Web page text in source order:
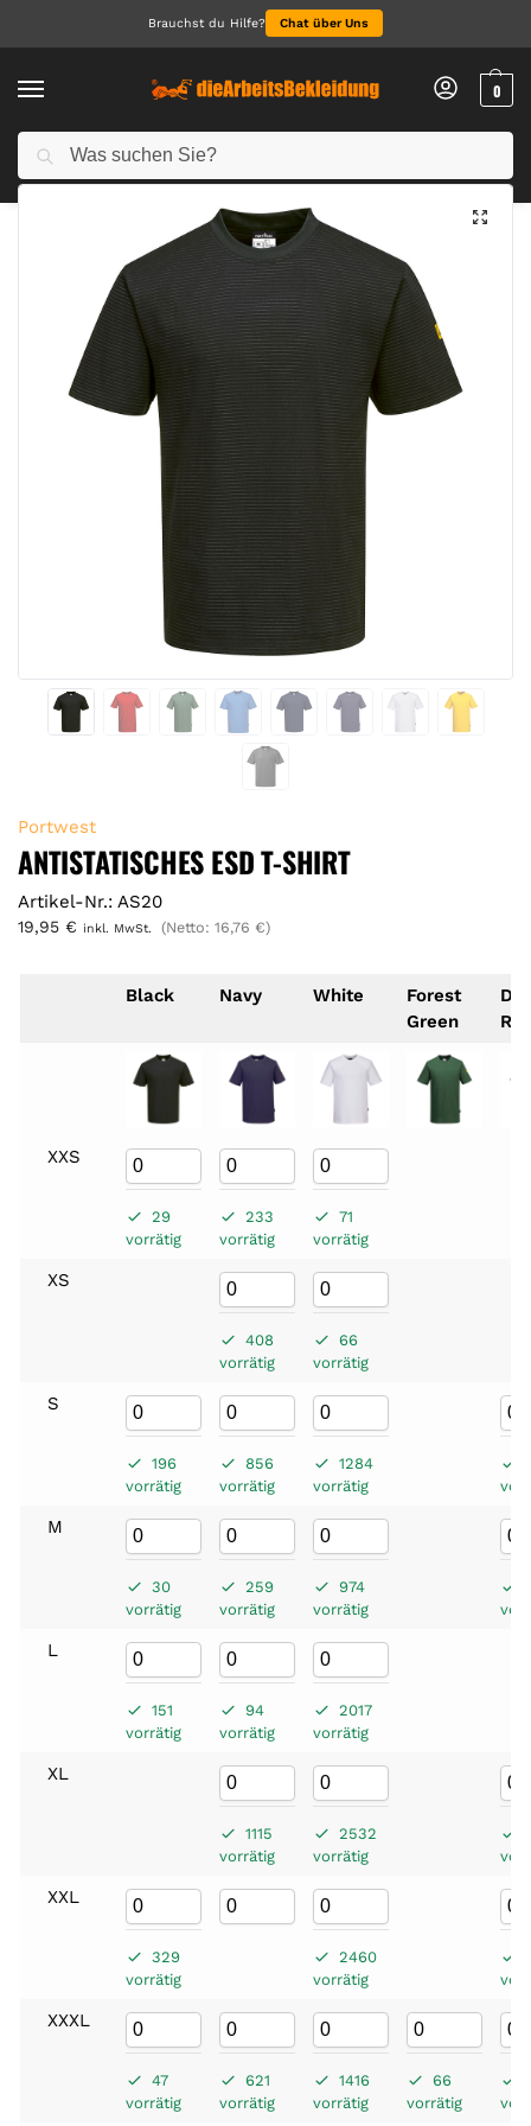
Brauchst du Hilfe? Chat über Uns
0
Start Arbeitskleidung Herren
Portwest
ANTISTATISCHES ESD T-SHIRT
Artikel-Nr.: AS20
19,95 € inkl. MwSt. (Netto: 16,76 €)
Black Navy White
Forest
Green
XXS
29
vorrätig
233
vorrätig
71
vorrätig
XS
408
vorrätig
66
vorrätig
S
196
vorrätig
856
vorrätig
1284
vorrätig
M
30
vorrätig
259
vorrätig
974
vorrätig
L
151
vorrätig
94
vorrätig
2017
vorrätig
XL
1115
vorrätig
2532
vorrätig
XXL
329
vorrätig
2460
vorrätig
XXXL
47
vorrätig
621
vorrätig
1416
vorrätig
66
vorrätig